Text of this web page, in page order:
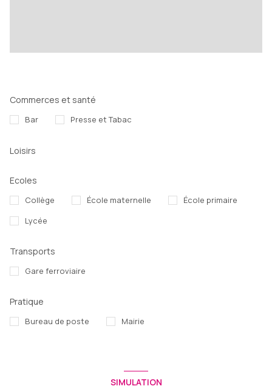
Commerces et santé
Bar Presse et Tabac
Loisirs
Ecoles
Collège École maternelle
École primaire
Lycée
Transports
Gare ferroviaire
Pratique
Bureau de poste Mairie
SIMULATION